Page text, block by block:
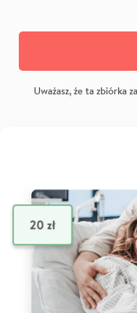
Uważasz, że ta zbiórka